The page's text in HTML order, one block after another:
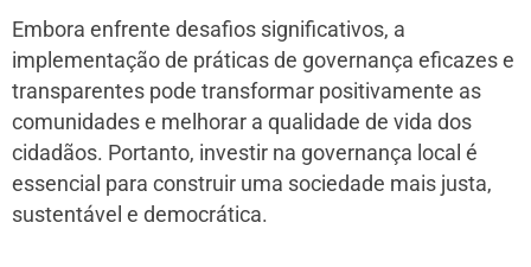
Embora enfrente desafios significativos, a
implementação de práticas de governança eficazes e
transparentes pode transformar positivamente as
comunidades e melhorar a qualidade de vida dos
cidadãos. Portanto, investir na governança local é
essencial para construir uma sociedade mais justa,
sustentável e democrática.